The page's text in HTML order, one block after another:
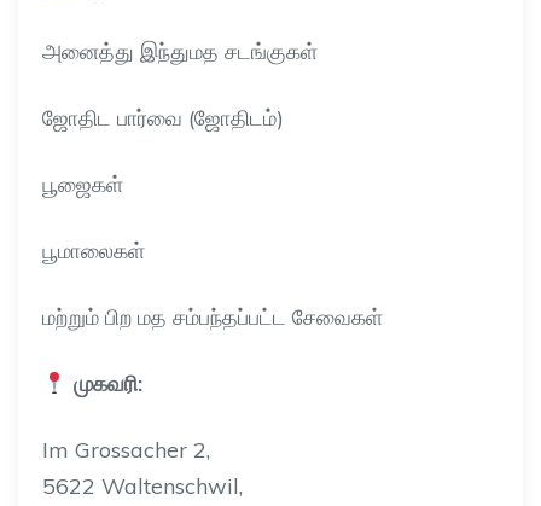
அனைத்து இந்துமத சடங்குகள்
ஜோதிட பார்வை (ஜோதிடம்)
பூஜைகள்
பூமாலைகள்
மற்றும் பிற மத சம்பந்தப்பட்ட சேவைகள்
முகவரி:
Im Grossacher 2,
5622 Waltenschwil,